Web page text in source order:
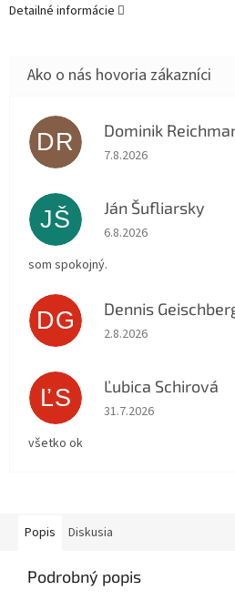
Detailné informácie
Popis Diskusia
Podrobný popis
DR Dominik
Hodnotenie obchodu je
7.8.2026
JŠ Ján Šufliarsky
Hodnotenie obchodu je
6.8.2026
som spokojný.
DG Dennis
Hodnotenie obchodu je
2.8.2026
ĽS Ľubica Schirová
Hodnotenie obchodu je
31.7.2026
všetko ok